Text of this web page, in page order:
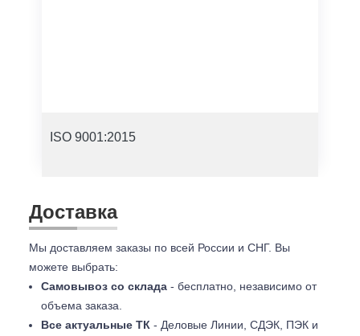
ISO 9001:2015
Доставка
Мы доставляем заказы по всей России и СНГ. Вы
можете выбрать:
Самовывоз со склада - бесплатно, независимо от
объема заказа.
Все актуальные ТК - Деловые Линии, СДЭК, ПЭК и